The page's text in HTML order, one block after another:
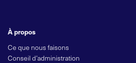
À propos
Ce que nous faisons
Conseil d’administration